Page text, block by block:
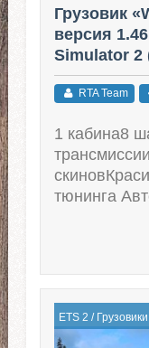
Грузовик
версия
Simulator 2
RTA Team
1 кабина8
тюнинга
ETS 2 / Грузовики